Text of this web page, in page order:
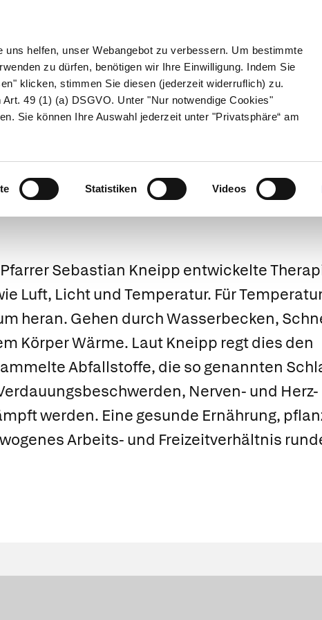
uns helfen, unser Webangebot zu verbessern. Um bestimmte
zu dürfen, benötigen wir Ihre Einwilligung. Indem Sie
klicken, stimmen Sie diesen (jederzeit widerruflich) zu.
49 (1) (a) DSGVO. Unter "Nur notwendige Cookies"
Sie können Ihre Auswahl jederzeit unter "Privatsphäre“ am
Statistiken Videos
Naturheilkunde Eltern & Kind Gesund leben
Sebastian Kneipp entwickelte
Luft, Licht und Temperatur. Für
heran. Gehen durch Wasserbecken,
Körper Wärme. Laut Kneipp regt dies den
Abfallstoffe, die so genannten
Nerven- und Herz-
werden. Eine gesunde Ernährung,
Arbeits- und Freizeitverhältnis